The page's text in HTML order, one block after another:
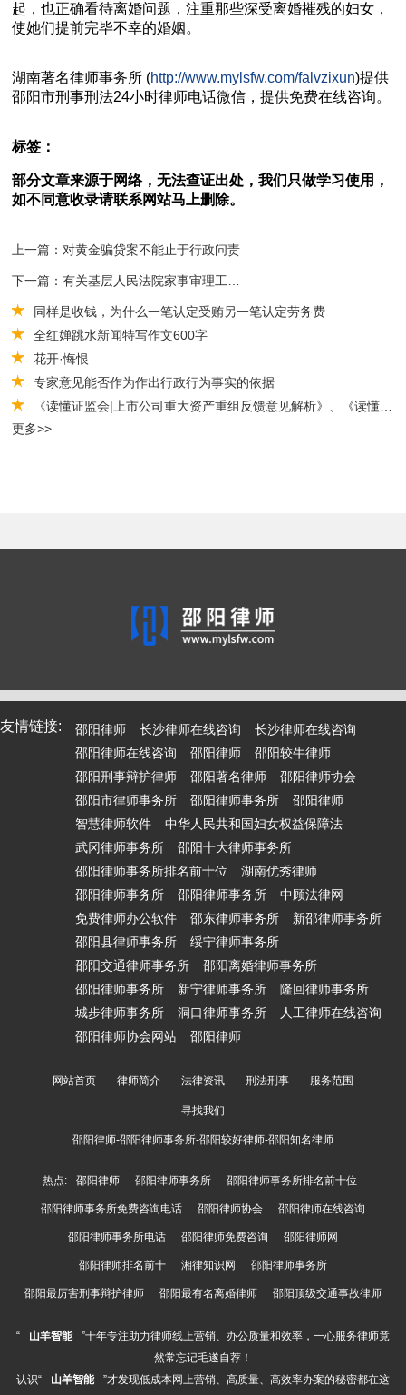
起，也正确看待离婚问题，注重那些深受离婚摧残的妇女，
使她们提前完毕不幸的婚姻。
湖南著名律师事务所 (http://www.mylsfw.com/falvzixun)提供
邵阳市刑事刑法24小时律师电话微信，提供免费在线咨询。
标签：
部分文章来源于网络，无法查证出处，我们只做学习使用，
如不同意收录请联系网站马上删除。
上一篇：对黄金骗贷案不能止于行政问责
同样是收钱，为什么一笔认定受贿另一笔认定劳务费
全红婵跳水新闻特写作文600字
花开·悔恨
专家意见能否作为作出行政行为事实的依据
《读懂证监会|上市公司重大资产重组反馈意见解析》、《读懂交易所|上市公司控制权收购监管意见解析》姊妹篇同步出版发行
更多>>
友情链接: 邵阳律师 长沙律师在线咨询
长沙律师在线咨询
邵阳律师在线咨询
邵阳律师
邵阳较牛律师
邵阳刑事辩护律师
邵阳著名律师
邵阳律师协会
邵阳市律师事务所
邵阳律师事务所
邵阳律师
智慧律师软件
中华人民共和国妇女权益保障法
武冈律师事务所
邵阳十大律师事务所
邵阳律师事务所排名前十位
湖南优秀律师
邵阳律师事务所
邵阳律师事务所
中顾法律网
免费律师办公软件
邵东律师事务所
新邵律师事务所
邵阳县律师事务所
绥宁律师事务所
邵阳交通律师事务所
邵阳离婚律师事务所
邵阳律师事务所
新宁律师事务所
隆回律师事务所
城步律师事务所
洞口律师事务所
人工律师在线咨询
邵阳律师协会网站
邵阳律师
网站首页 律师简介 法律资讯 刑法刑事 服务范围
寻找我们
邵阳律师-邵阳律师事务所-邵阳较好律师-邵阳知名律师
热点: 邵阳律师 邵阳律师事务所 邵阳律师事务所排名前十位
邵阳律师事务所免费咨询电话 邵阳律师协会 邵阳律师在线咨询
邵阳律师事务所电话 邵阳律师免费咨询 邵阳律师网
邵阳律师排名前十 湘律知识网 邵阳律师事务所
邵阳最厉害刑事辩护律师 邵阳最有名离婚律师 邵阳顶级交通事故律师
“ 山羊智能
”十年专注助力律师线上营销、办公质量和效率，一心服务律师竟
然常忘记毛遂自荐！
认识“
山羊智能 ”才发现低成本网上营销、高质量、高效率办案的秘密都在这